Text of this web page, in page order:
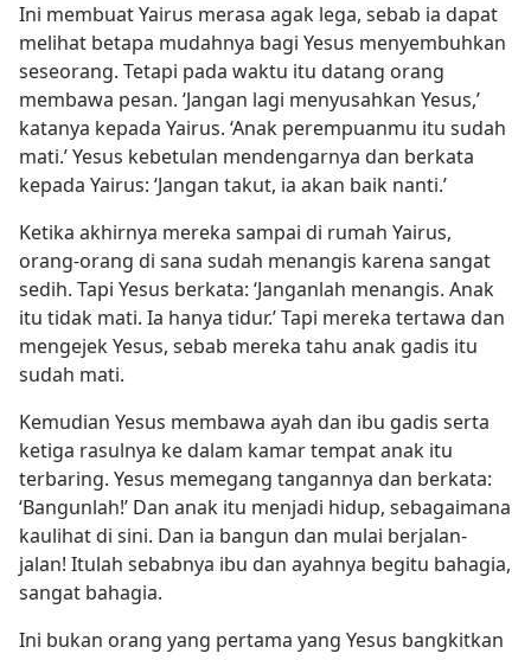
Ini membuat Yairus merasa agak lega, sebab ia dapat
melihat betapa mudahnya bagi Yesus menyembuhkan
seseorang. Tetapi pada waktu itu datang orang
membawa pesan. ‘Jangan lagi menyusahkan Yesus,’
katanya kepada Yairus. ‘Anak perempuanmu itu sudah
mati.’ Yesus kebetulan mendengarnya dan berkata
kepada Yairus: ‘Jangan takut, ia akan baik nanti.’
Ketika akhirnya mereka sampai di rumah Yairus,
orang-orang di sana sudah menangis karena sangat
sedih. Tapi Yesus berkata: ‘Janganlah menangis. Anak
itu tidak mati. Ia hanya tidur.’ Tapi mereka tertawa dan
mengejek Yesus, sebab mereka tahu anak gadis itu
sudah mati.
Kemudian Yesus membawa ayah dan ibu gadis serta
ketiga rasulnya ke dalam kamar tempat anak itu
terbaring. Yesus memegang tangannya dan berkata:
‘Bangunlah!’ Dan anak itu menjadi hidup, sebagaimana
kaulihat di sini. Dan ia bangun dan mulai berjalan-
jalan! Itulah sebabnya ibu dan ayahnya begitu bahagia,
sangat bahagia.
Ini bukan orang yang pertama yang Yesus bangkitkan